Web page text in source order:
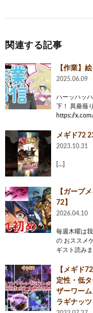
関連する記事
【作業】
2025.06.09
ハーッハッ
下！ 異薔薇
https://
メギド72
2023.10.31
[…]
【ガープ
72】
2026.04.10
毎週木曜は
の おススメ
ギスト読み
【メギド
定性・低
ザーワー
ラギナッツ